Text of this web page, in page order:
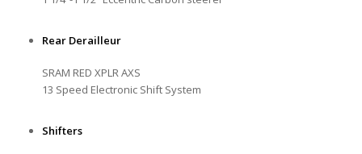
Rear Derailleur
SRAM RED XPLR AXS
13 Speed Electronic Shift System
Shifters